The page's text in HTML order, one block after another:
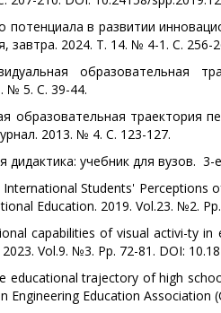
потенциала в развитии
завтра. 2024. Т. 14. № 4-1. С. 256-
образовательная
№ 5. С. 39-44.
образовательная траектория
2013. № 4. С. 123-127.
учебник для вузов.
Students' Perceptions
Education. 2019. Vol.23. №2.
capabilities of visual activi-ty
Vol.9. №3. Pp. 72-81. DOI:
educational trajectory of high
Education Association